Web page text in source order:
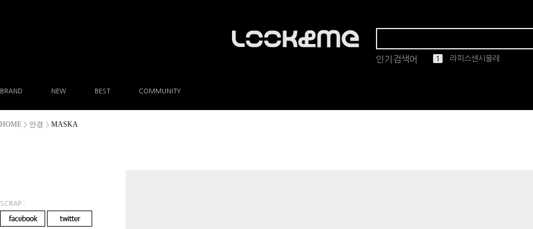
인기검색어 12 마스카
345
BRAND NEW BEST COMMUNITY
HOME > 안경 > MASKA
SCRAP :